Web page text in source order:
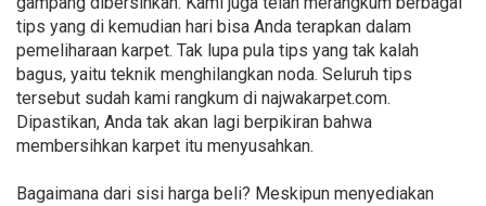
tips yang di kemudian hari bisa Anda terapkan dalam
pemeliharaan karpet. Tak lupa pula tips yang tak kalah
bagus, yaitu teknik menghilangkan noda. Seluruh tips
tersebut sudah kami rangkum di najwakarpet.com.
Dipastikan, Anda tak akan lagi berpikiran bahwa
membersihkan karpet itu menyusahkan.
Bagaimana dari sisi harga beli? Meskipun menyediakan